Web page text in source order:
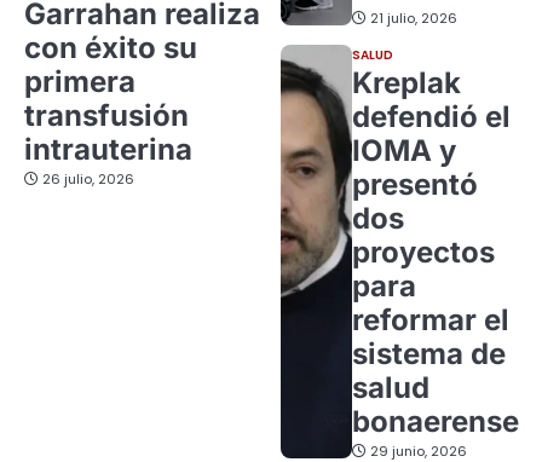
Garrahan realiza
con éxito su
primera
transfusión
intrauterina
26 julio, 2026
21 julio, 2026
SALUD
Kreplak
defendió el
IOMA y
presentó
dos
proyectos
para
reformar el
sistema de
salud
bonaerense
29 junio, 2026